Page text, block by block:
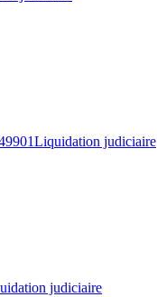
Liquidation judiciaire
judiciaire